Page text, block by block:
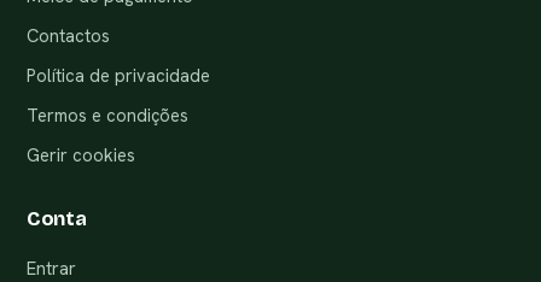
Contactos
Política de privacidade
Termos e condições
Gerir cookies
Conta
Entrar